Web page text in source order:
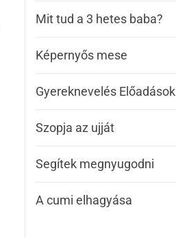
Mit tud a 3 hetes baba?
Képernyős mese
Gyereknevelés Előadások
Szopja az ujját
Segítek megnyugodni
A cumi elhagyása